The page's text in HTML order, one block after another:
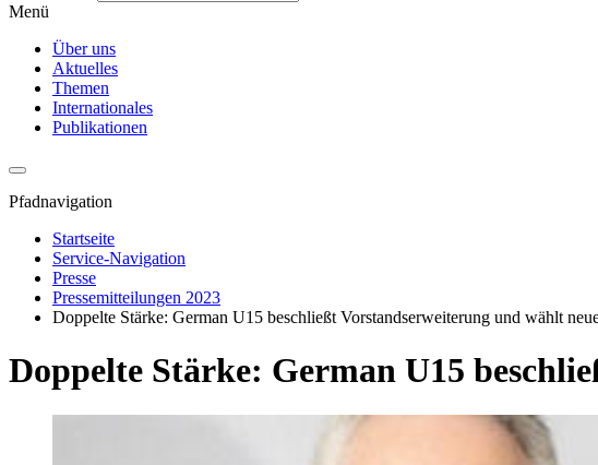
Menü
Über uns
Aktuelles
Themen
Internationales
Publikationen
Pfadnavigation
Startseite
Service-Navigation
Presse
Pressemitteilungen 2023
Doppelte Stärke: German U15 beschließt Vorstandserweiterung und wählt
Doppelte Stärke: German U15